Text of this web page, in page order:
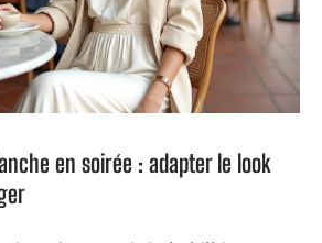
en soirée : adapter le look